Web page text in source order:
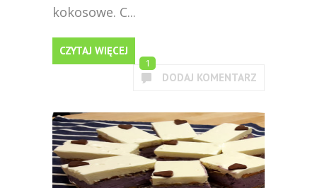
kokosowe. C...
CZYTAJ WIĘCEJ
1
DODAJ KOMENTARZ